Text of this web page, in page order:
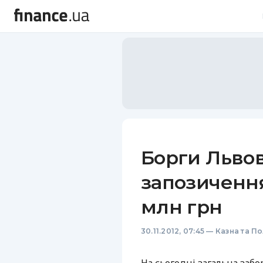
Борги
млн грн
30.11.2012, 07:45 — Казна та